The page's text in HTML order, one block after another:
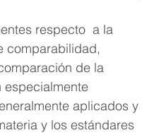
respecto  a la
comparabilidad,
de la
especialmente
aplicados y
y los estándares